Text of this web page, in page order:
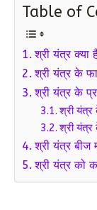
Table of
श्री यंत्र क्या
श्री यंत्र के
श्री यंत्र के
श्री
श्री यंत्र
श्री यंत्र बीज
श्री यंत्र को